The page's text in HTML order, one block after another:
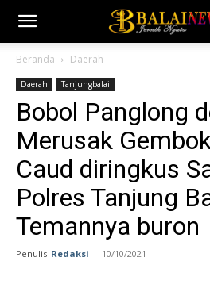
Beranda Daerah
Daerah Tanjungbalai
Bobol Panglong
Merusak
Caud diringkus
Polres Tanjung
Temannya buron
Penulis Redaksi - 10/10/2021